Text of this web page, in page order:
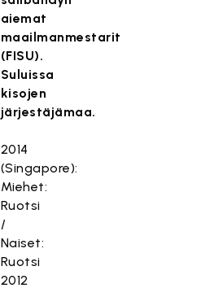
aiemat
maailmanmestarit
(FISU).
Suluissa
kisojen
järjestäjämaa.
2014
(Singapore):
Miehet:
Ruotsi
/
Naiset:
Ruotsi
2012